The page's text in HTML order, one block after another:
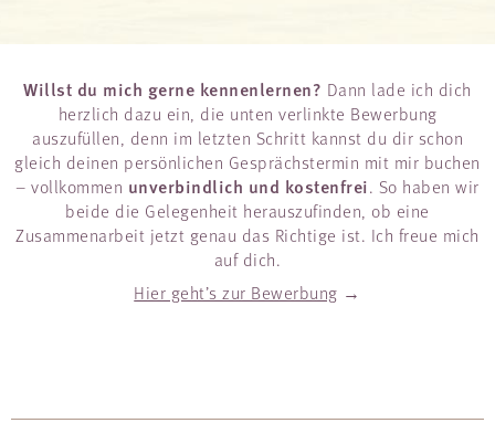
Willst du mich gerne kennenlernen? Dann lade ich dich
herzlich dazu ein, die unten verlinkte Bewerbung
auszufüllen, denn im letzten Schritt kannst du dir schon
gleich deinen persönlichen Gesprächstermin mit mir buchen
– vollkommen unverbindlich und kostenfrei. So haben wir
beide die Gelegenheit herauszufinden, ob eine
Zusammenarbeit jetzt genau das Richtige ist. Ich freue mich
auf dich.
Hier geht’s zur Bewerbung →